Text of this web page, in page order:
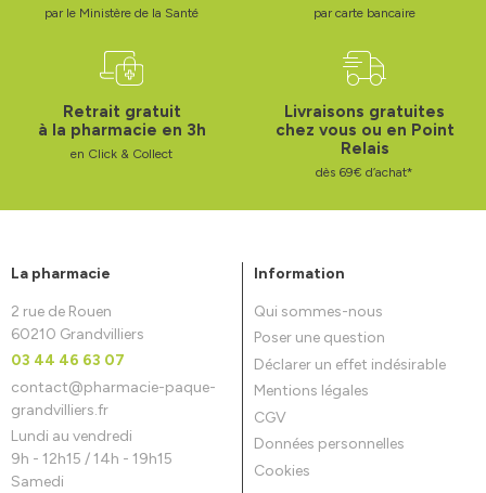
par le Ministère de la Santé par carte bancaire
Retrait gratuit
à la pharmacie en 3h
en Click & Collect
Livraisons gratuites
chez vous ou en Point
Relais
dès 69€ d’achat*
La pharmacie
2 rue de Rouen
60210 Grandvilliers
03 44 46 63 07
contact@pharmacie-paque-
grandvilliers.fr
Lundi au vendredi
9h - 12h15 / 14h - 19h15
Samedi
Information
Qui sommes-nous
Poser une question
Déclarer un effet indésirable
Mentions légales
CGV
Données personnelles
Cookies